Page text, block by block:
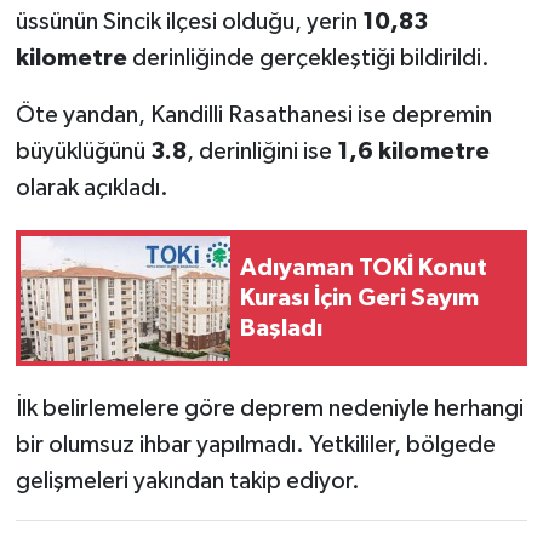
üssünün Sincik ilçesi olduğu, yerin 10,83
kilometrederinliğinde gerçekleştiği bildirildi.
Öte yandan, Kandilli Rasathanesi ise depremin
büyüklüğünü 3.8, derinliğini ise 1,6 kilometre
olarak açıkladı.
Adıyaman TOKİ Konut
Kurası İçin Geri Sayım
Başladı
İlk belirlemelere göre deprem nedeniyle herhangi
bir olumsuz ihbar yapılmadı. Yetkililer, bölgede
gelişmeleri yakından takip ediyor.